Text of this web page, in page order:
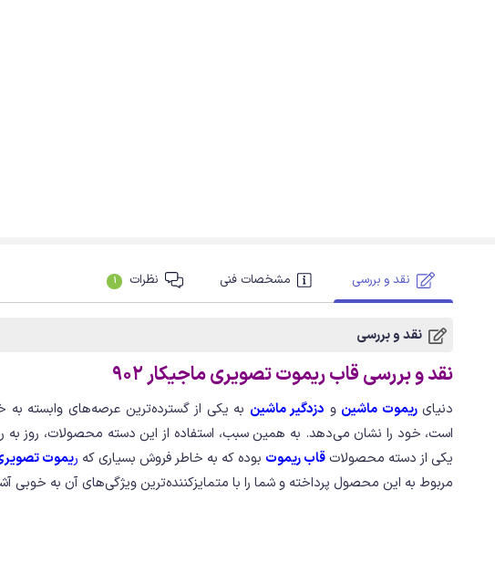
نقد و بررسی مشخصات فنی نظرات 1
نقد و بررسی
نقد و بررسی قاب ریموت تصویری ماجیکار 902
دنیایریموت‌ ماشین و دزدگیر ماشین به یکی از گسترده‌ترین عرصه‌های وابسته
است، خود را نشان می‌دهد. به همین سبب، استفاده از این دسته محصولات، روز به
یکی از دسته محصولات قاب ریموت بوده که به خاطر فروش بسیاری که ریموت تصویری
مربوط به این محصول پرداخته و شما را با متمایزکننده‌ترین ویژگی‌های آن به خوبی